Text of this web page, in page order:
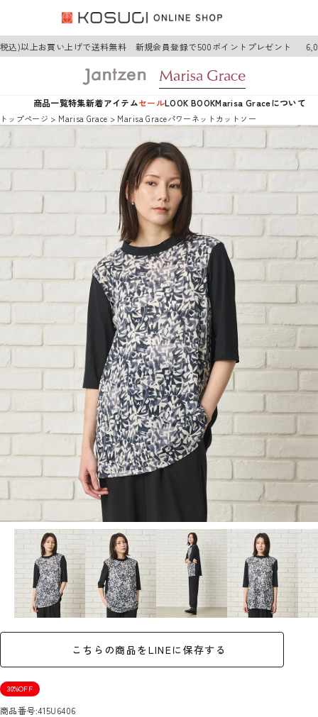
)以上お買い上げで送料無料 新規会員登録で500ポイントプレゼント
商品一覧特集新着アイテムセールLOOK BOOKMarisa Graceについて
トップページ Marisa Grace Marisa Graceパワーネットカットソー
こちらの商品をLINEに保存する
30%OFF
商品番号 415U6406